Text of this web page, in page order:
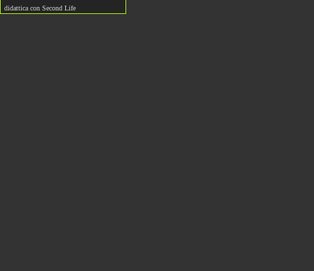
didattica con Second Life